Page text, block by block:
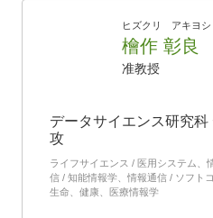
ヒズクリ アキヨシ
檜作 彰良
准教授
データサイエンス研究
攻
ライフサイエンス / 医用システム、
信 / 知能情報学、情報通信 / ソフト
生命、健康、医療情報学